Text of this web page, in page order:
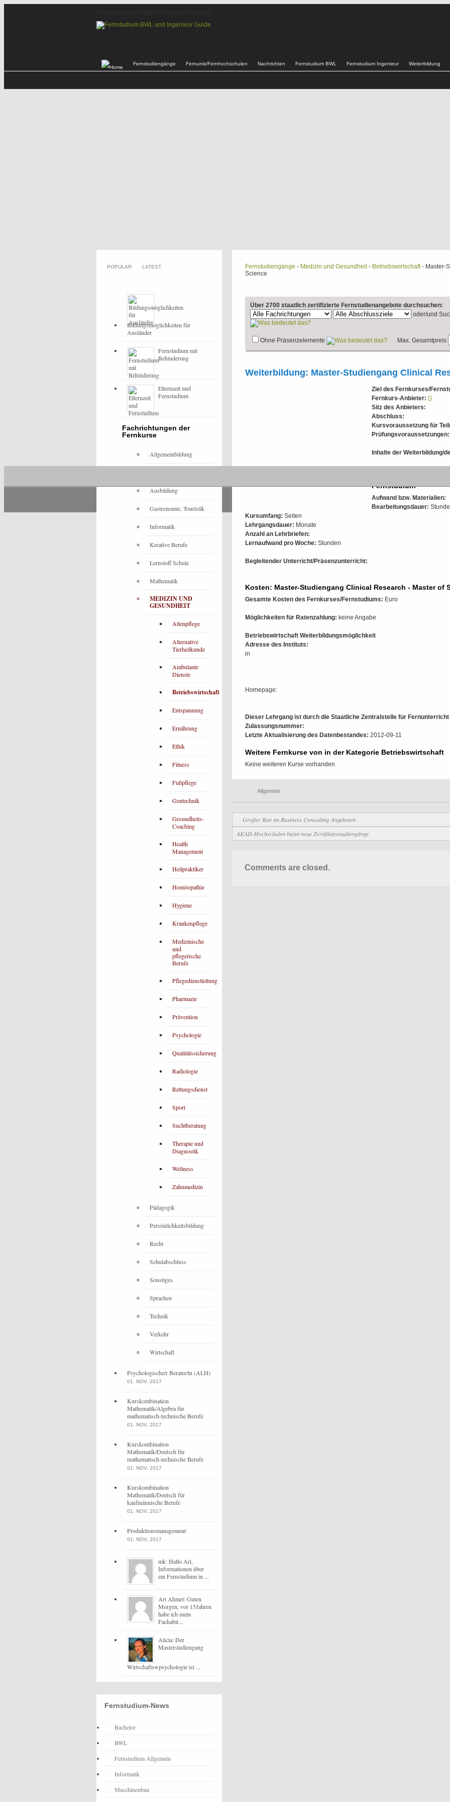
Fernstudiengänge Fernunis/Fernhochschulen Nachrichten Fernstudium BWL Fernstudium Ingenieur Weiterbildung
Fernstudiengänge - Medizin und Gesundheit- Betriebswirtschaft- Master-
Science
Über 2700 staatlich zertifizierte Fernstudienangebote durchsuchen:
oder/und
Ohne Präsenzelemente Max. Gesamtpreis
Weiterbildung: Master-Studiengang Clinical
Ziel des Fernkurses/
Fernkurs-Anbieter: ()
Sitz des Anbieters:
Abschluss:
Kursvoraussetzung für
Prüfungsvoraussetzungen:
Inhalte der Weiterbildung/
Fernstudium
Aufwand bzw. Materialien:
Bearbeitungsdauer:
Kursumfang: Seiten
Lehrgangsdauer: Monate
Anzahl an Lehrbriefen:
Lernaufwand pro Woche: Stunden
Begleitender Unterricht/Präsenzunterricht:
Kosten: Master-Studiengang Clinical Research - Master of
Gesamte Kosten des Fernkurses/Fernstudiums: Euro
Möglichkeiten für Ratenzahlung: keine Angabe
Betriebswirtschaft Weiterbildungsmöglichkeit
Adresse des Instituts:
in
Homepage:
Dieser Lehrgang ist durch die Staatliche Zentralstelle für Fernunterricht
Zulassungsnummer:
Letzte Aktualisierung des Datenbestandes: 2012-09-11
Weitere Fernkurse von in der Kategorie Betriebswirtschaft
Keine weiteren Kurse vorhanden
Allgemein
Großer Run an Business Consulting Angeboten
AKAD-Hochschulen bietet neue Zertifikatsstudiengänge
Comments are closed.
POPULAR LATEST
Bildungsmöglichkeiten für
Ausländer
Fernstudium mit
Behinderung
Elternzeit und
Fernstudium
Fachrichtungen der
Fernkurse
Allgemeinbildung
Ausbildung
Gastronomie, Touristik
Informatik
Kreative Berufe
Lernstoff Schule
Mathematik
MEDIZIN UND
GESUNDHEIT
Altenpflege
Alternative
Tierheilkunde
Ambulante
Dienste
Betriebswirtschaft
Entspannung
Ernährung
Ethik
Fitness
Fußpflege
Gentechnik
Gesundheits-
Coaching
Health
Management
Heilpraktiker
Homöopathie
Hygiene
Krankenpflege
Medizinische
und
pflegerische
Berufe
Pflegedienstleitung
Pharmazie
Prävention
Psychologie
Qualitätssicherung
Radiologie
Rettungsdienst
Sport
Suchtberatung
Therapie und
Diagnostik
Wellness
Zahnmedizin
Pädagogik
Persönlichkeitsbildung
Recht
Schulabschluss
Sonstiges
Sprachen
Technik
Verkehr
Wirtschaft
Psychologische/r Berater/in (ALH)
01. NOV, 2017
Kurskombination
Mathematik/Algebra für
mathematisch-technische Berufe
01. NOV, 2017
Kurskombination
Mathematik/Deutsch für
mathematisch-technische Berufe
01. NOV, 2017
Kurskombination
Mathematik/Deutsch für
kaufmännische Berufe
01. NOV, 2017
Produktionsmanagement
01. NOV, 2017
mk: Hallo Ari,
Informationen über
ein Fernstudium in ...
Ari Ahmet: Guten
Morgen, vor 15Jahren
habe ich mein
Fachabit...
Alicia: Der
Masterstudiengang
Wirtschaftswpsychologie ist ...
Fernstudium-News
Bachelor
BWL
Fernstudium Allgemein
Informatik
Maschinenbau